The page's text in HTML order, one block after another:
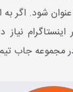
شود. اگر به
نیاز
مجموعه جاب